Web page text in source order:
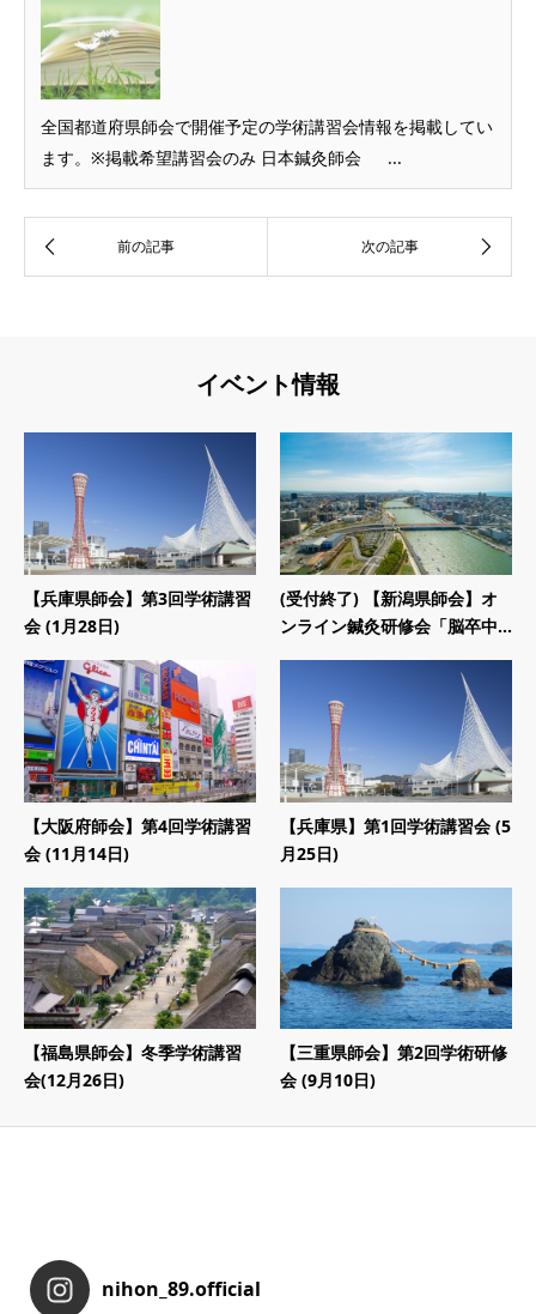
全国都道府県師会で開催予定の学術講習会情報を掲載してい
ます。※掲載希望講習会のみ 日本鍼灸師会 ...
イベント情報
【兵庫県師会】第3回学術講習
会 (1月28日)
(受付終了) 【新潟県師会】オ
ンライン鍼灸研修会「脳卒中...
【大阪府師会】第4回学術講習
会 (11月14日)
【兵庫県】第1回学術講習会 (5
月25日)
【福島県師会】冬季学術講習
会(12月26日)
【三重県師会】第2回学術研修
会 (9月10日)
nihon_89.official